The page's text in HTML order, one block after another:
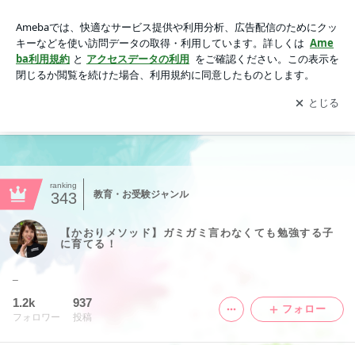
る！
アプリをダウンロードして ブログの更新通知
を受け取りまし
ょう。
開く
ranking
343 教育・お受験ジャンル
【かおりメソッド】ガミガミ言わなくても勉強する子
に育てる！
1.2k
フォロワー
937
投稿
フォロー